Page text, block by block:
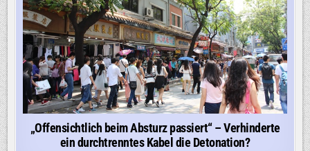
„Offensichtlich beim Absturz passiert“ – Verhinderte
ein durchtrenntes Kabel die Detonation?